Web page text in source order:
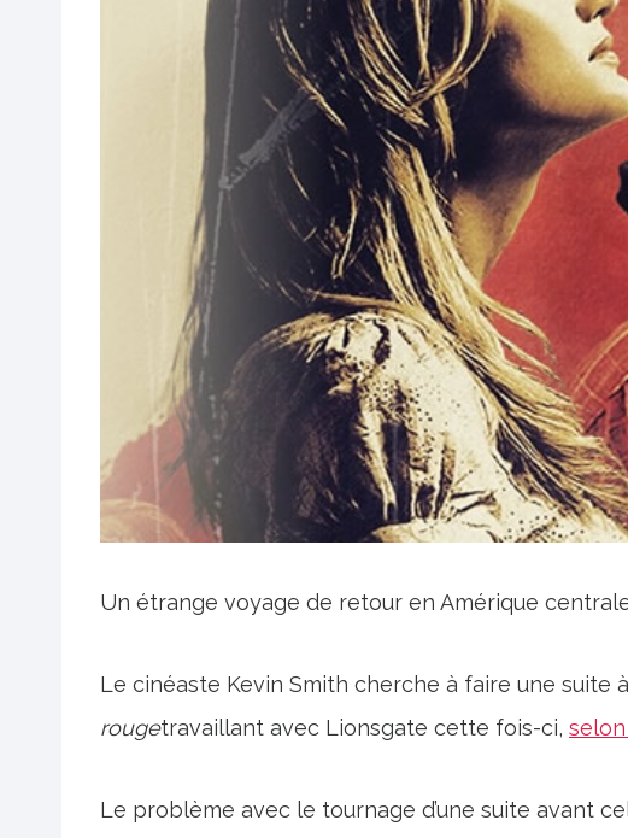
Un étrange voyage de retour en Amérique
Le cinéaste Kevin Smith cherche à faire une suite
rougetravaillant avec Lionsgate cette fois-ci,
Le problème avec le tournage d’une suite avant